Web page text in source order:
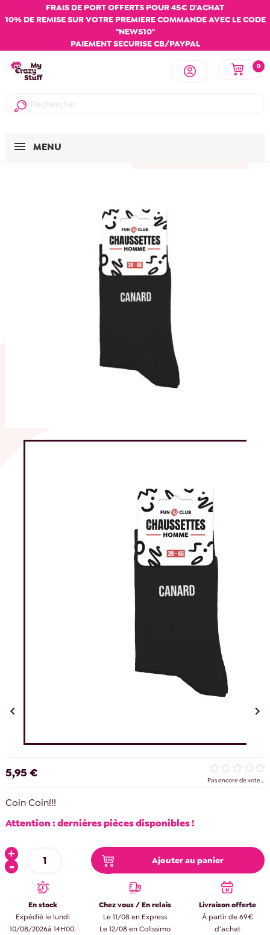
FRAIS DE PORT OFFERTS POUR 45€ D'ACHAT
10% DE REMISE SUR VOTRE PREMIERE COMMANDE AVEC LE CODE
"NEWS10"
PAIEMENT SECURISE CB/PAYPAL
0
MENU
 
5,95 €
Pas encore de vote...
Coin Coin!!!
Attention : dernières pièces disponibles !
Ajouter au panier
En stock
Expédié le lundi
10/08/2026à 14H00.
Chez vous / En relais
Le 11/08 en Express
Le 12/08 en Colissimo
Livraison offerte
À partir de 69€
d’achat